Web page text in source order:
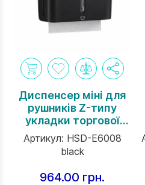
Диспенсер міні для
рушників Z-типу
укладки торгової
марки Interhasa
INSPIRE Serie чорний
Артикул: HSD-E6008
black
964.00 грн.